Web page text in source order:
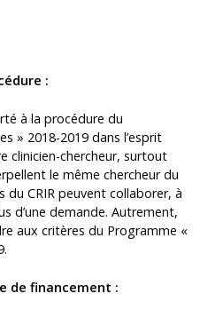
:
à la procédure du
» 2018-2019 dans l’esprit
clinicien-chercheur, surtout
le même chercheur du
du CRIR peuvent collaborer, à
d’une demande. Autrement,
aux critères du Programme «
de financement :